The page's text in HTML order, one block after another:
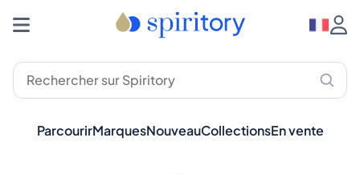
ParcourirMarquesNouveauCollectionsEn vente